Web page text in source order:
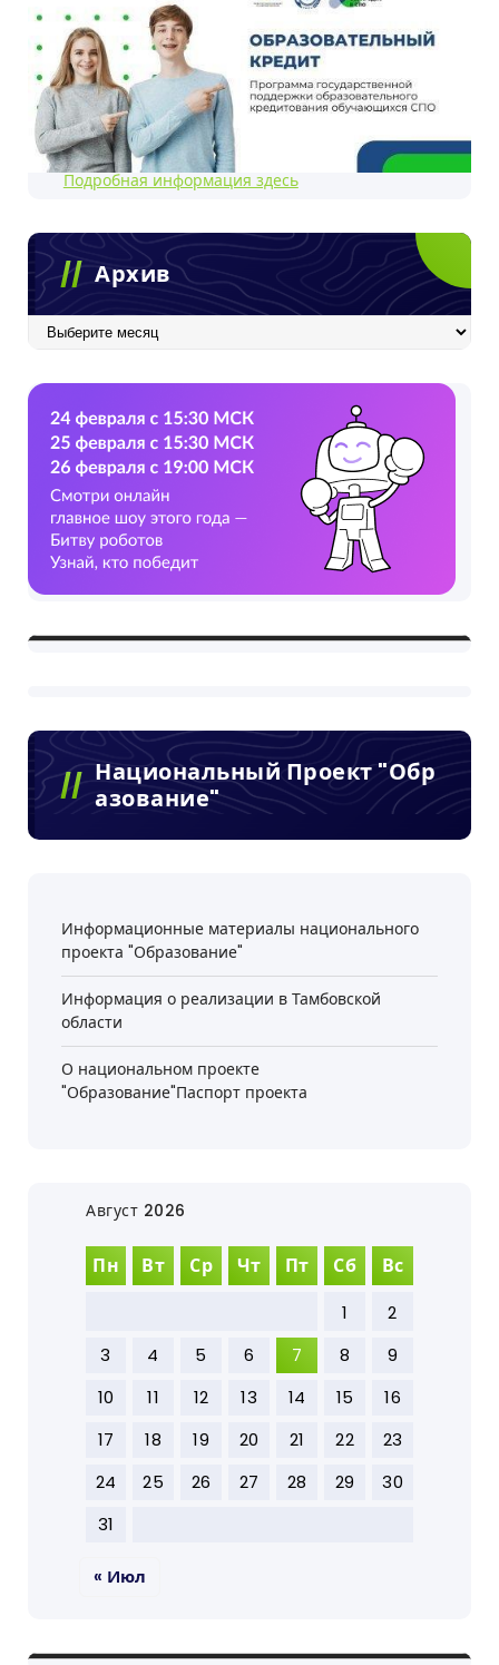
Подробная информация здесь
Архив
Архив
Национальный Проект "Обр
Азование"
Информационные материалы национального
проекта "Образование"
Информация о реализации в Тамбовской
области
О национальном проекте
"Образование"Паспорт проекта
Август 2026
Пн Вт Ср Чт Пт Сб Вс
1
2
3
4 5 6 7 8
9
10
11 12 13 14 15
16
17
18 19 20 21 22
23
24
25 26 27 28 29
30
31
« Июл